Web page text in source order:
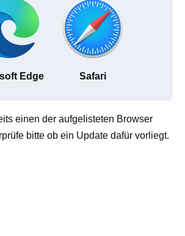
Edge Safari
einen der aufgelisteten Browser
bitte ob ein Update dafür vorliegt.